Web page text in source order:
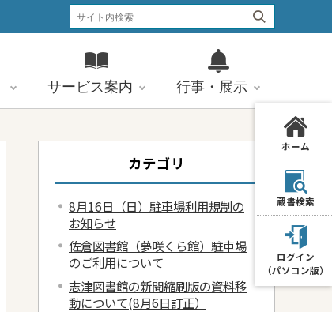
サービス案内 行事・展示
カテゴリ
8月16日（日）駐車場利用規制の
お知らせ
佐倉図書館（夢咲くら館）駐車場
のご利用について
志津図書館の新聞縮刷版の資料移
動について(8月6日訂正）
ホーム
蔵書検索
ログイン
（パソコン版）